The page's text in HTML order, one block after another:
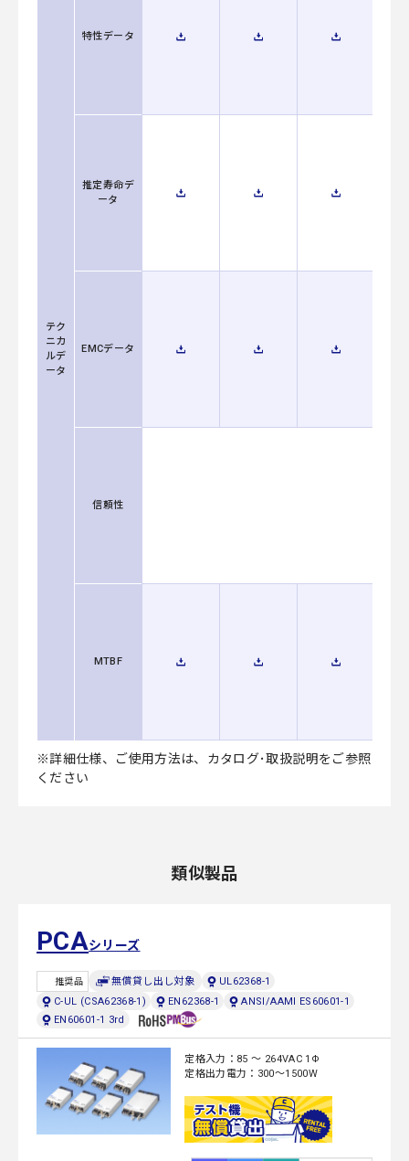
テク
ニカ
ルデ
ータ
特性データ
推定寿命デ
ータ
EMCデータ
信頼性
MTBF
※詳細仕様、ご使用方法は、カタログ･取扱説明をご参照
ください
類似製品
PCAシリーズ
推奨品 無償貸し出し対象
UL62368-1
C-UL (CSA62368-1)
EN62368-1
ANSI/AAMI ES60601-1
EN60601-1 3rd
定格入力：85 ～ 264VAC 1Φ
定格出力電力：300～1500W